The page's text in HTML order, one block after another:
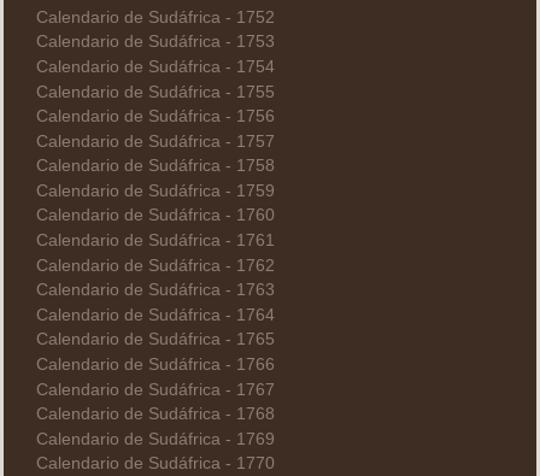
Calendario de Sudáfrica - 1752
Calendario de Sudáfrica - 1753
Calendario de Sudáfrica - 1754
Calendario de Sudáfrica - 1755
Calendario de Sudáfrica - 1756
Calendario de Sudáfrica - 1757
Calendario de Sudáfrica - 1758
Calendario de Sudáfrica - 1759
Calendario de Sudáfrica - 1760
Calendario de Sudáfrica - 1761
Calendario de Sudáfrica - 1762
Calendario de Sudáfrica - 1763
Calendario de Sudáfrica - 1764
Calendario de Sudáfrica - 1765
Calendario de Sudáfrica - 1766
Calendario de Sudáfrica - 1767
Calendario de Sudáfrica - 1768
Calendario de Sudáfrica - 1769
Calendario de Sudáfrica - 1770